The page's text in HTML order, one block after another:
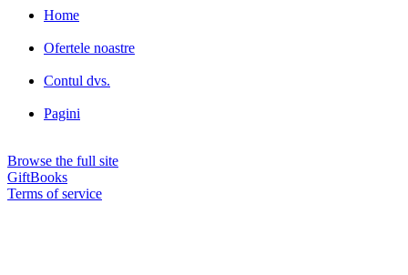
Home
Ofertele noastre
Contul dvs.
Pagini
Browse the full site
GiftBooks
Terms of service